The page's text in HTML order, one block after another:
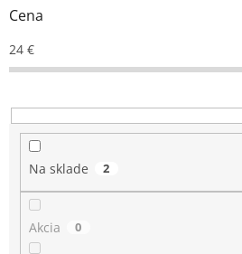
Cena
24 €
Na sklade 2
Akcia 0